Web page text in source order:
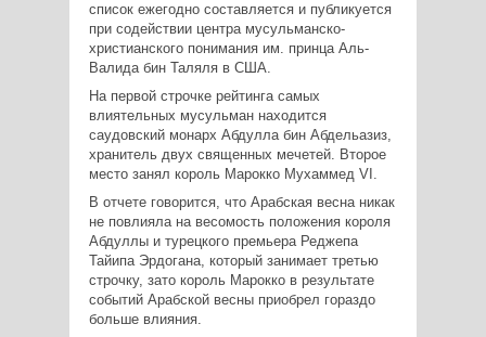
список ежегодно составляется и публикуется
при содействии центра мусульманско-
христианского понимания им. принца Аль-
Валида бин Таляля в США.
На первой строчке рейтинга самых
влиятельных мусульман находится
саудовский монарх Абдулла бин Абдельазиз,
хранитель двух священных мечетей. Второе
место занял король Марокко Мухаммед VI .
В отчете говорится, что Арабская весна никак
не повлияла на весомость положения короля
Абдуллы и турецкого премьера Реджепа
Тайипа Эрдогана, который занимает третью
строчку, зато король Марокко в результате
событий Арабской весны приобрел гораздо
больше влияния.